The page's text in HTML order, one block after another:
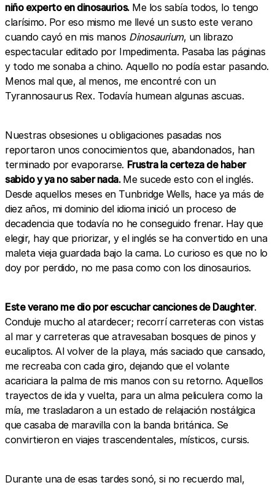
niño experto en dinosaurios.Me los sabía todos, lo tengo
clarísimo. Por eso mismo me llevé un susto este verano
cuando cayó en mis manos Dinosaurium, un librazo
espectacular editado por Impedimenta. Pasaba las páginas
y todo me sonaba a chino. Aquello no podía estar pasando.
Menos mal que, al menos, me encontré con un
Tyrannosaurus Rex. Todavía humean algunas ascuas.
Nuestras obsesiones u obligaciones pasadas nos
reportaron unos conocimientos que, abandonados, han
terminado por evaporarse. Frustra la certeza de haber
sabido y ya no saber nada. Me sucede esto con el inglés.
Desde aquellos meses en Tunbridge Wells, hace ya más de
diez años, mi dominio del idioma inició un proceso de
decadencia que todavía no he conseguido frenar. Hay que
elegir, hay que priorizar, y el inglés se ha convertido en una
maleta vieja guardada bajo la cama. Lo curioso es que no lo
doy por perdido, no me pasa como con los dinosaurios.
Este verano me dio por escuchar canciones de Daughter.
Conduje mucho al atardecer; recorrí carreteras con vistas
al mar y carreteras que atravesaban bosques de pinos y
eucaliptos. Al volver de la playa, más saciado que cansado,
me recreaba con cada giro, dejando que el volante
acariciara la palma de mis manos con su retorno. Aquellos
trayectos de ida y vuelta, para un alma peliculera como la
mía, me trasladaron a un estado de relajación nostálgica
que casaba de maravilla con la banda británica. Se
convirtieron en viajes trascendentales, místicos, cursis.
Durante una de esas tardes sonó, si no recuerdo mal,